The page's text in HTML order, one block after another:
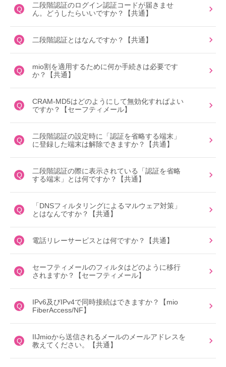
Q
二段階認証のログイン認証コードが届きませ
ん。どうしたらいいですか？【共通】
Q 二段階認証とはなんですか？【共通】
Q
mio割を適用するために何か手続きは必要です
か？【共通】
Q
CRAM-MD5はどのようにして無効化すればよい
ですか？【セーフティメール】
Q
二段階認証の設定時に「認証を省略する端末」
に登録した端末は解除できますか？【共通】
Q
二段階認証の際に表示されている「認証を省略
する端末」とは何ですか？【共通】
Q
「DNSフィルタリングによるマルウェア対策」
とはなんですか？【共通】
Q 電話リレーサービスとは何ですか？【共通】
Q
セーフティメールのフィルタはどのように移行
されますか？【セーフティメール】
Q
IPv6及びIPv4で同時接続はできますか？【mio
FiberAccess/NF】
Q
IIJmioから送信されるメールのメールアドレスを
教えてください。【共通】